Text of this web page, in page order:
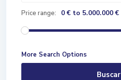
Price range: 0 € to 5.000.000 €
More Search Options
Buscar